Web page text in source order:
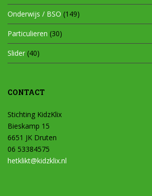
Onderwijs / BSO (149)
Particulieren (30)
Slider (40)
CONTACT
Stichting KidzKlix
Bieskamp 15
6651 JK Druten
06 53384575
hetklikt@kidzklix.nl